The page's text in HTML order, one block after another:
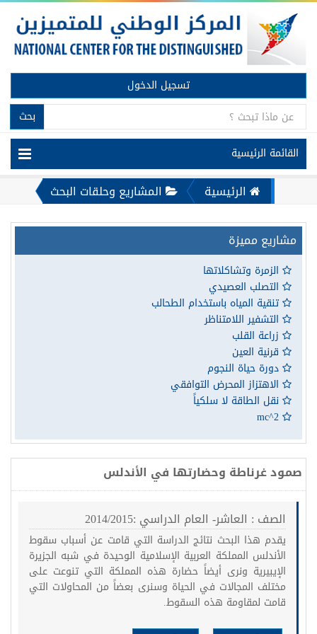
تسجيل الدخول
بحث
القائمة الرئيسية
الرئيسية المشاريع وحلقات البحث
مشاريع مميزة
الزمرة وتشاكلاتها
التصلب العصيدي
تنقية المياه باستخدام الطحالب
التشفير اللامتناظر
زراعة القلب
قرنية العين
دورة حياة النجوم
الاهتزاز المحرض التوافقي
نقل الطاقة لا سلكياً
صمود غرناطة وحضارتها في الأندلس
الصف : العاشر- العام الدراسي :2014/2015
يقدم هذا البحث نتائج الدراسة التي قامت عن أسباب سقوط
الأندلس المملكة العربية الإسلامية الوحيدة في شبه الجزيرة
الإيبيرية ونرى أيضاً حضارة هذه المملكة التي تنوعت على
مختلف المجالات في الحياة وسنرى بعضاً من المحاولات التي
قامت لمقاومة هذه السقوط.